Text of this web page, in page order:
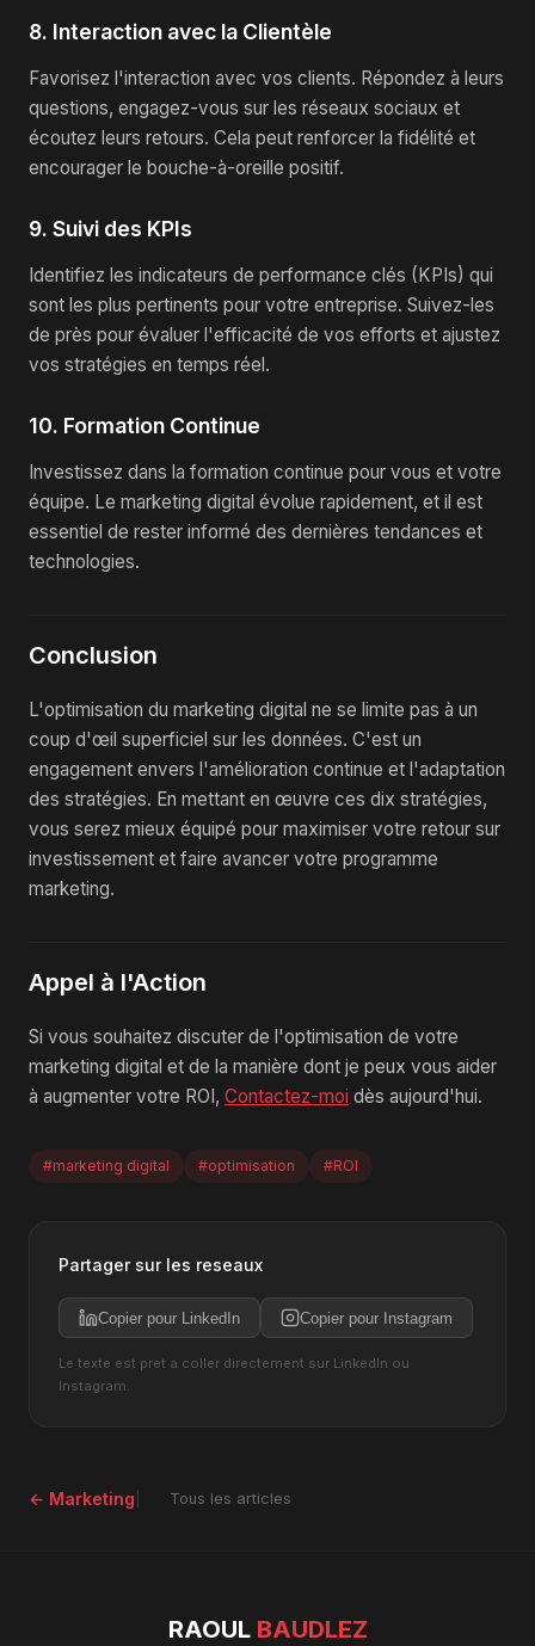
8. Interaction avec la Clientèle
Favorisez l'interaction avec vos clients. Répondez à leurs
questions, engagez-vous sur les réseaux sociaux et
écoutez leurs retours. Cela peut renforcer la fidélité et
encourager le bouche-à-oreille positif.
9. Suivi des KPIs
Identifiez les indicateurs de performance clés (KPIs) qui
sont les plus pertinents pour votre entreprise. Suivez-les
de près pour évaluer l'efficacité de vos efforts et ajustez
vos stratégies en temps réel.
10. Formation Continue
Investissez dans la formation continue pour vous et votre
équipe. Le marketing digital évolue rapidement, et il est
essentiel de rester informé des dernières tendances et
technologies.
Conclusion
L'optimisation du marketing digital ne se limite pas à un
coup d'œil superficiel sur les données. C'est un
engagement envers l'amélioration continue et l'adaptation
des stratégies. En mettant en œuvre ces dix stratégies,
vous serez mieux équipé pour maximiser votre retour sur
investissement et faire avancer votre programme
marketing.
Appel à l'Action
Si vous souhaitez discuter de l'optimisation de votre
marketing digital et de la manière dont je peux vous aider
à augmenter votre ROI, Contactez-moi dès aujourd'hui.
#marketing digital #optimisation #ROI
Partager sur les reseaux
Copier pour LinkedIn Copier pour Instagram
Le texte est pret a coller directement sur LinkedIn ou
Instagram.
← Marketing Tous les articles
RAOUL BAUDLEZ